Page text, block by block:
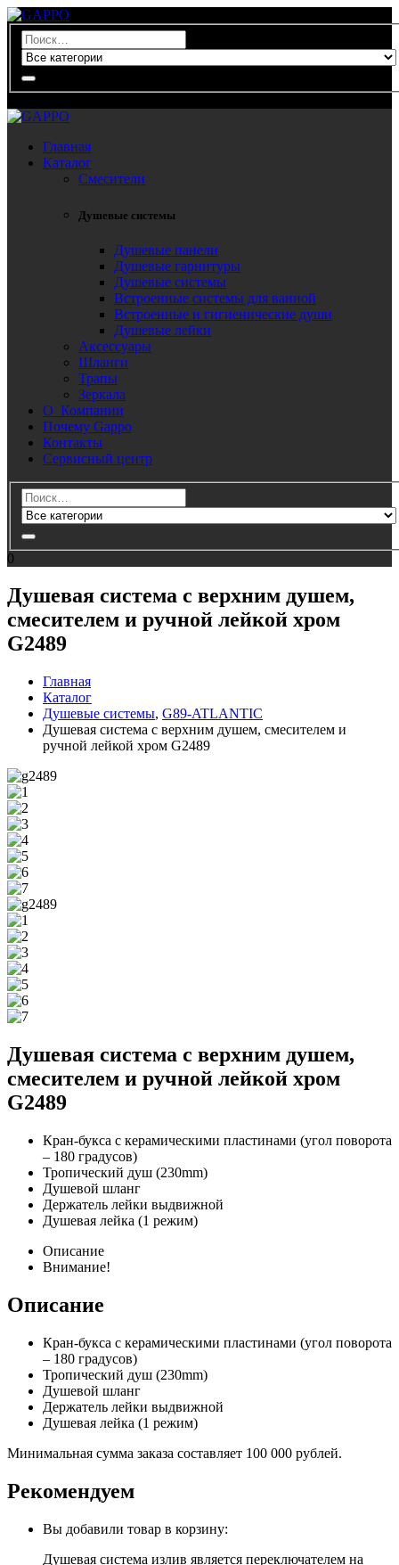
Главная
Каталог
Смесители
Душевые системы
Душевые панели
Душевые гарнитуры
Душевые системы
Встроенные системы для ванной
Встроенные и гигиенические души
Душевые лейки
Аксессуары
Шланги
Трапы
Зеркала
О Компании
Почему Gappo
Контакты
Сервисный центр
0
Душевая система с верхним душем,
смесителем и ручной лейкой хром
G2489
Главная
Каталог
Душевые системы, G89-ATLANTIC
Душевая система с верхним душем, смесителем и
ручной лейкой хром G2489
Душевая система с верхним душем,
смесителем и ручной лейкой хром
G2489
Кран-букса с керамическими пластинами (угол поворота
– 180 градусов)
Тропический душ (230mm)
Душевой шланг
Держатель лейки выдвижной
Душевая лейка (1 режим)
Описание
Внимание!
Описание
Кран-букса с керамическими пластинами (угол поворота
– 180 градусов)
Тропический душ (230mm)
Душевой шланг
Держатель лейки выдвижной
Душевая лейка (1 режим)
Минимальная сумма заказа составляет 100 000 рублей.
Рекомендуем
Вы добавили товар в корзину:
Душевая система излив является переключателем на